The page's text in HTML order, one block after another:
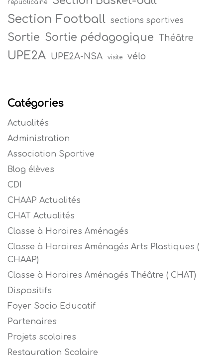
républicaine
Section Football sections sportives
Sortie Sortie pédagogique Théâtre
UPE2A UPE2A-NSA visite vélo
Catégories
Actualités
Administration
Association Sportive
Blog élèves
CDI
CHAAP Actualités
CHAT Actualités
Classe à Horaires Aménagés
Classe à Horaires Aménagés Arts Plastiques (
CHAAP)
Classe à Horaires Aménagés Théâtre ( CHAT)
Dispositifs
Foyer Socio Educatif
Partenaires
Projets scolaires
Restauration Scolaire